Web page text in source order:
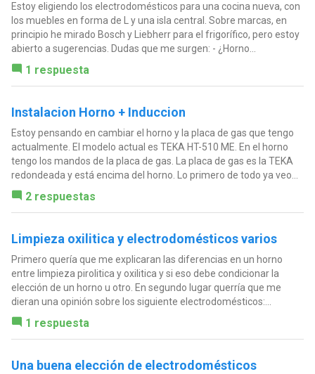
Estoy eligiendo los electrodomésticos para una cocina nueva, con
los muebles en forma de L y una isla central. Sobre marcas, en
principio he mirado Bosch y Liebherr para el frigorífico, pero estoy
abierto a sugerencias. Dudas que me surgen: - ¿Horno...
1 respuesta
Instalacion Horno + Induccion
Estoy pensando en cambiar el horno y la placa de gas que tengo
actualmente. El modelo actual es TEKA HT-510 ME. En el horno
tengo los mandos de la placa de gas. La placa de gas es la TEKA
redondeada y está encima del horno. Lo primero de todo ya veo...
2 respuestas
Limpieza oxilitica y electrodomésticos varios
Primero quería que me explicaran las diferencias en un horno
entre limpieza pirolitica y oxilitica y si eso debe condicionar la
elección de un horno u otro. En segundo lugar querría que me
dieran una opinión sobre los siguiente electrodomésticos:...
1 respuesta
Una buena elección de electrodomésticos